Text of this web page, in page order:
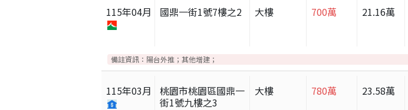
115年04月 國鼎一街1號7樓之2 大樓 700萬 21.16萬
備註資訊： 陽台外推；其他增建；
115年03月
桃園市桃園區國鼎一
街1號九樓之3
大樓 780萬 23.58萬